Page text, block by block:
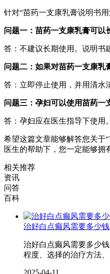
针对“苗药一支康乳膏说明书
问题一：苗药一支康乳膏可以
答：不建议长期使用。说明书
问题二：如果对苗药一支康乳
答：立即停止使用，并用清水
问题三：孕妇可以使用苗药一
答：孕妇应在医生指导下使用
希望这篇文章能够解答您关于
医生的帮助下，您一定能够拥
相关推荐
资讯
问答
百科
治好白点癫风需要多少钱
治好白点癫风需要多少
程度、选择的治疗方法
2025-04-11